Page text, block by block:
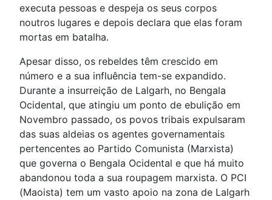
executa pessoas e despeja os seus corpos
noutros lugares e depois declara que elas foram
mortas em batalha.
Apesar disso, os rebeldes têm crescido em
número e a sua influência tem-se expandido.
Durante a insurreição de Lalgarh, no Bengala
Ocidental, que atingiu um ponto de ebulição em
Novembro passado, os povos tribais expulsaram
das suas aldeias os agentes governamentais
pertencentes ao Partido Comunista (Marxista)
que governa o Bengala Ocidental e que há muito
abandonou toda a sua roupagem marxista. O PCI
(Maoista) tem um vasto apoio na zona de Lalgarh